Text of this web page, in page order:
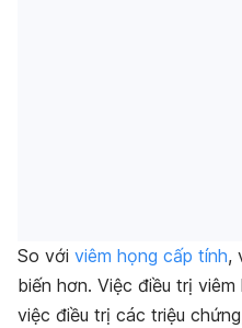
So với viêm họng cấp tính,
biến hơn. Việc điều trị
việc điều trị các triệu